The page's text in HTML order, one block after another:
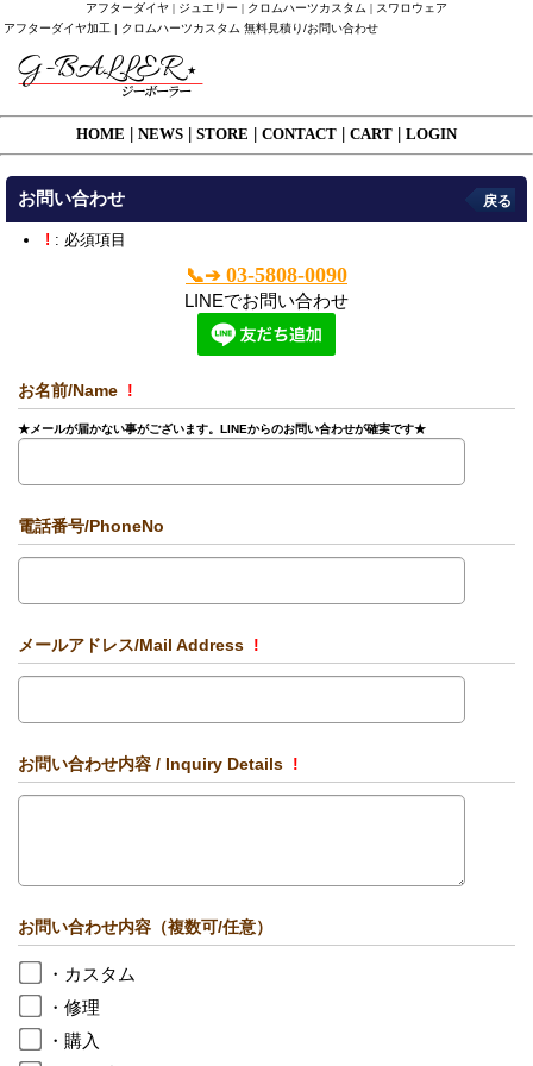
アフターダイヤ | ジュエリー | クロムハーツカスタム | スワロウェア
アフターダイヤ加工 | クロムハーツカスタム 無料見積り/お問い合わせ
HOME NEWS STORE CONTACT CART LOGIN
お問い合わせ 戻る
! : 必須項目
📞➔03-5808-0090
LINEでお問い合わせ
お名前/Name !
★メールが届かない事がございます。LINEからのお問い合わせが確実です★
電話番号/PhoneNo
メールアドレス/Mail Address !
お問い合わせ内容 / Inquiry Details !
お問い合わせ内容（複数可/任意）
・カスタム
・修理
・購入